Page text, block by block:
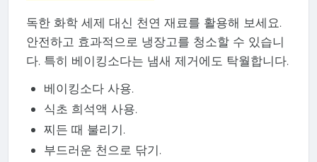
독한 화학 세제 대신 천연 재료를 활용해 보세요.
안전하고 효과적으로 냉장고를 청소할 수 있습니
다. 특히 베이킹소다는 냄새 제거에도 탁월합니다.
베이킹소다 사용.
식초 희석액 사용.
찌든 때 불리기.
부드러운 천으로 닦기.